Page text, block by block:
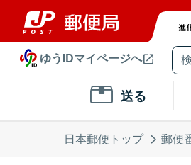
ゆうIDマイページへ
送る
日本郵便トップ 郵便